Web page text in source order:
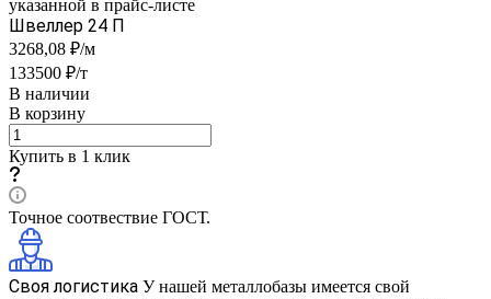
указанной в прайс-листе
Швеллер 24 П
3268,08 ₽/м
133500 ₽/т
В наличии
В корзину
Купить в 1 клик
Точное соотвествие ГОСТ.
Своя логистика У нашей металлобазы имеется свой